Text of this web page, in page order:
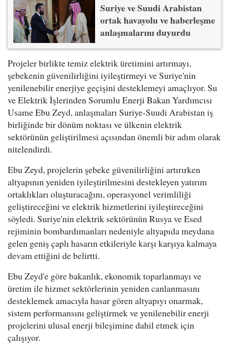
Suriye ve Suudi Arabistan
ortak havayolu ve haberleşme
anlaşmalarını duyurdu
Projeler birlikte temiz elektrik üretimini artırmayı,
şebekenin güvenilirliğini iyileştirmeyi ve Suriye'nin
yenilenebilir enerjiye geçişini desteklemeyi amaçlıyor. Su
ve Elektrik İşlerinden Sorumlu Enerji Bakan Yardımcısı
Usame Ebu Zeyd, anlaşmaları Suriye-Suudi Arabistan iş
birliğinde bir dönüm noktası ve ülkenin elektrik
sektörünün geliştirilmesi açısından önemli bir adım olarak
nitelendirdi.
Ebu Zeyd, projelerin şebeke güvenilirliğini artırırken
altyapının yeniden iyileştirilmesini destekleyen yatırım
ortaklıkları oluşturacağını, operasyonel verimliliği
geliştireceğini ve elektrik hizmetlerini iyileştireceğini
söyledi. Suriye'nin elektrik sektörünün Rusya ve Esed
rejiminin bombardımanları nedeniyle altyapıda meydana
gelen geniş çaplı hasarın etkileriyle karşı karşıya kalmaya
devam ettiğini de belirtti.
Ebu Zeyd'e göre bakanlık, ekonomik toparlanmayı ve
üretim ile hizmet sektörlerinin yeniden canlanmasını
desteklemek amacıyla hasar gören altyapıyı onarmak,
sistem performansını geliştirmek ve yenilenebilir enerji
projelerini ulusal enerji bileşimine dahil etmek için
çalışıyor.